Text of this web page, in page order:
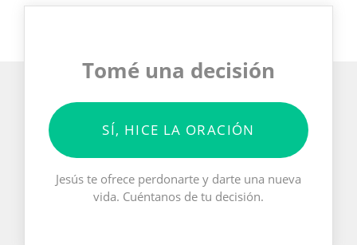
Tomé una decisión
SÍ, HICE LA ORACIÓN
Jesús te ofrece perdonarte y darte una nueva
vida. Cuéntanos de tu decisión.